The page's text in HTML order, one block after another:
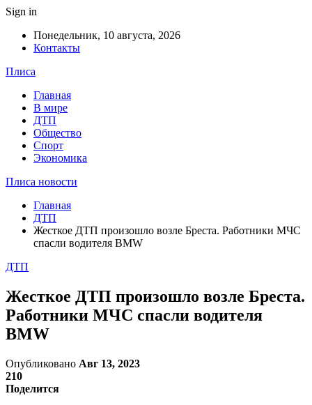
Sign in
Понедельник, 10 августа, 2026
Контакты
Плиса
Главная
В мире
ДТП
Общество
Спорт
Экономика
Плиса новости
Главная
ДТП
Жесткое ДТП произошло возле Бреста. Работники МЧС
спасли водителя BMW
ДТП
Жесткое ДТП произошло возле Бреста.
Работники МЧС спасли водителя
BMW
Опубликовано Авг 13, 2023
210
Поделится